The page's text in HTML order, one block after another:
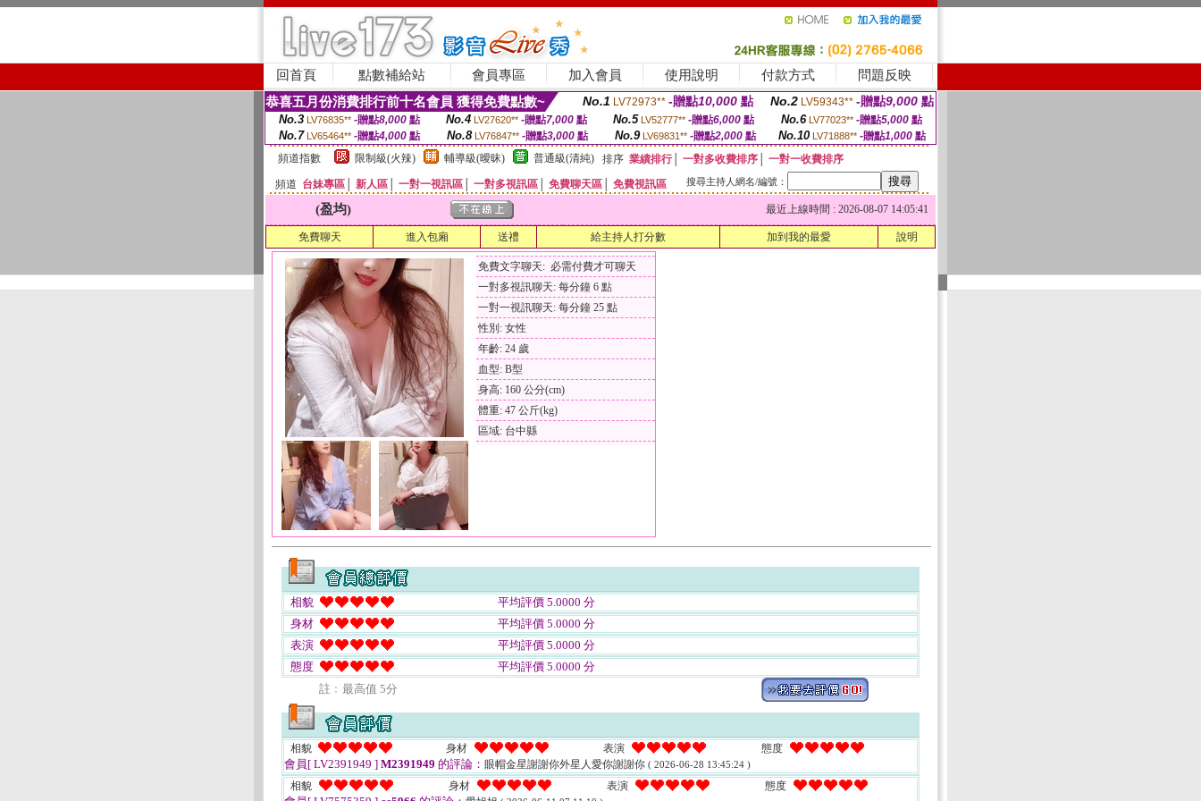
回首頁 點數補給站 會員專區 加入會員 使用說明 付款方式 問題反映
恭喜五月份消費排行前十名會員 獲得免費點數~ No.1 LV72973** -贈點10,000 點 No.2 LV59343** -贈點9,000 點
No.3 LV76835** -贈點8,000點 No.4 LV27620** -贈點7,000點 No.5 LV52777** -贈點6,000點 No.6 LV77023** -贈點5,000點
No.7 LV65464** -贈點4,000 點 No.8 LV76847** -贈點3,000 點 No.9 LV69831** -贈點2,000點 No.10 LV71888** -贈點1,000 點
頻道指數
限制級(火辣) 輔導級(曖昧) 普通級(清純) 排序 業績排行│ 一對多收費排序
一對一收費排序
頻道 台妹專區 新人區 一對一視訊區 一對多視訊區 免費聊天區 免費視訊區 搜尋主持人網名/編號：
(盈均) 最近上線時間 : 2026-08-07 14:05:41
免費聊天 進入包廂 送禮 給主持人打分數 加到我的最愛 說明
免費文字聊天: 必需付費才可聊天
一對多視訊聊天: 每分鐘 6 點
一對一視訊聊天: 每分鐘 25 點
性別: 女性
年齡: 24 歲
血型: B型
身高: 160 公分(cm)
體重: 47 公斤(kg)
區域: 台中縣
相貌
平均評價 5.0000 分
身材
平均評價 5.0000 分
表演
平均評價 5.0000 分
態度
平均評價 5.0000 分
註﹕最高值 5分
相貌 身材 表演 態度
會員[ LV2391949 ] M2391949 的評論： 眼帽金星謝謝你外星人愛你謝謝你 ( 2026-06-28 13:45:24 )
相貌 身材 表演 態度